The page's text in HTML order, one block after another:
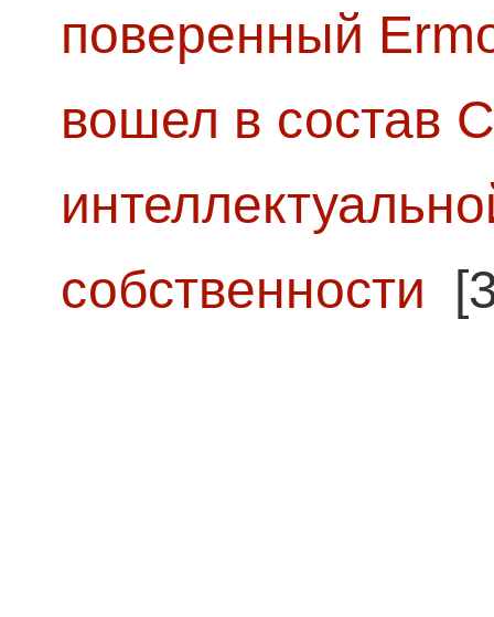
поверенный
вошел в состав
собственности